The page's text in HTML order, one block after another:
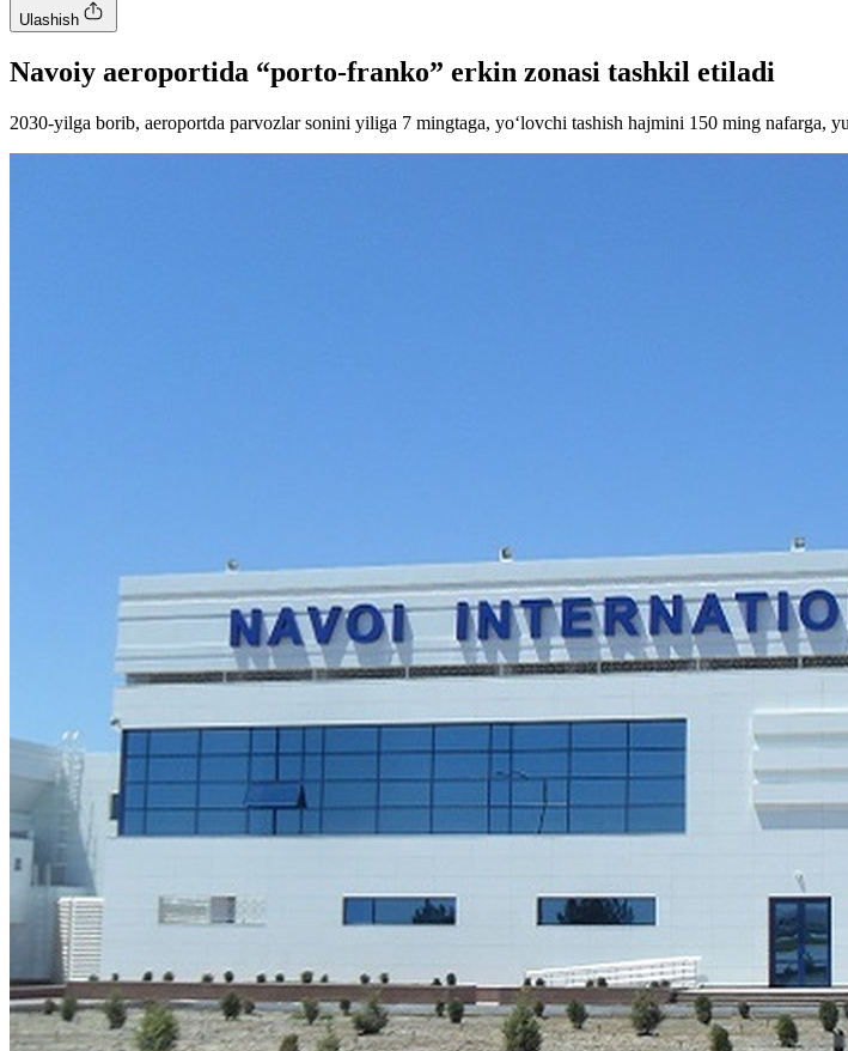
Ulashish
Navoiy aeroportida “porto-franko” erkin zonasi tashkil etiladi
2030-yilga borib, aeroportda parvozlar sonini yiliga 7 mingtaga, yo‘lovchi tashish hajmini 150 ming nafarga,